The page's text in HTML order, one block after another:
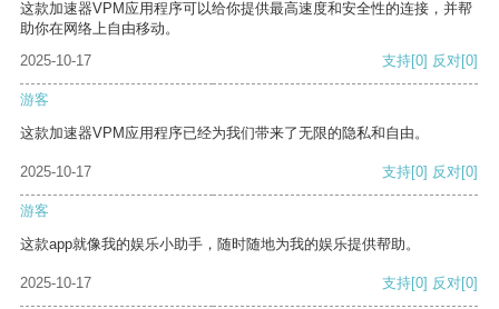
这款加速器VPM应用程序可以给你提供最高速度和安全性的连接，并帮
助你在网络上自由移动。
2025-10-17
支持[0] 反对[0]
游客
这款加速器VPM应用程序已经为我们带来了无限的隐私和自由。
2025-10-17 支持[0] 反对[0]
游客
这款app就像我的娱乐小助手，随时随地为我的娱乐提供帮助。
2025-10-17 支持[0] 反对[0]